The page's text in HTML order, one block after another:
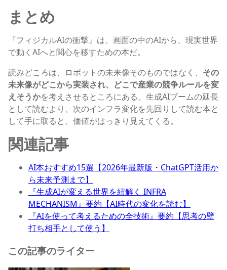
まとめ
『フィジカルAIの衝撃』は、画面の中のAIから、現実世界
で動くAIへと関心を移すための本だ。
読みどころは、ロボットの未来像そのものではなく、 その
未来像がどこから実装され、どこで産業の競争ルールを変
えそうかを考えさせるところにある。生成AIブームの延長
として読むより、次のインフラ変化を先回りして読む本と
して手に取ると、価値がはっきり見えてくる。
関連記事
AI本おすすめ15選【2026年最新版・ChatGPT活用か
ら未来予測まで】
『生成AIが変える世界を紐解く INFRA
MECHANISM』要約【AI時代の変化を読む】
『AIを使って考えるための全技術』要約【思考の壁
打ち相手として使う】
この記事のライター